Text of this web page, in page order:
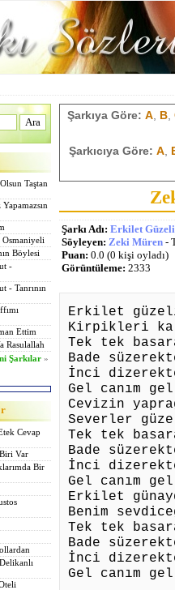
Taştan
Böylesi
-
- Tanrının
Ettim
Rasulallah
Şarkılar »
Cevap
Var
Bir
Şarkıya Göre: A, B,
Şarkıcıya Göre: A,
Şarkı Adı: Erkilet
Söyleyen: Zeki Müren -
Puan: 0.0 (0 kişi oyladı)
Görüntüleme: 2333
Erkilet
Kirpikleri
Tek tek
Bade
İnci
Gel canım gel
Cevizin
Severler
Tek tek
Bade
İnci
Gel canım gel
Erkilet
Benim
Tek tek
Bade
İnci
Gel canım gel